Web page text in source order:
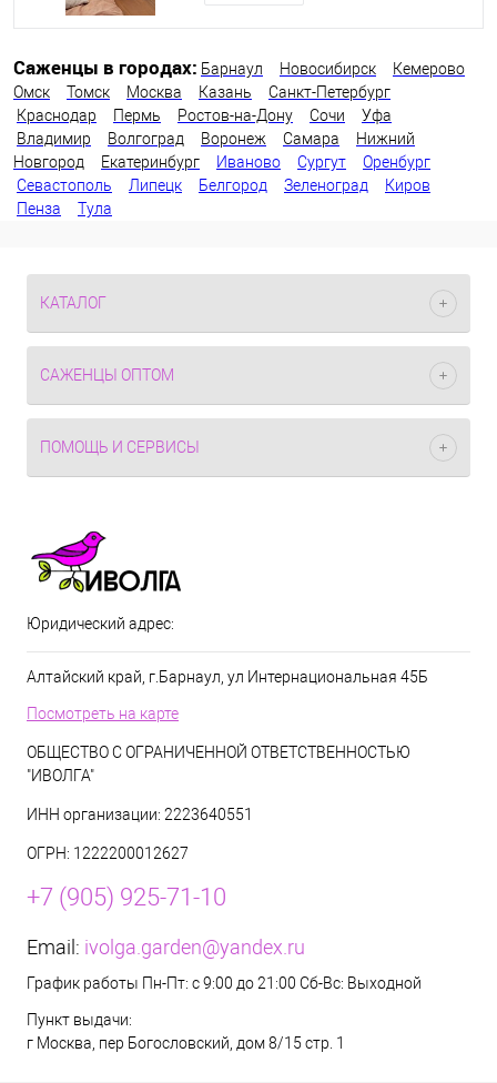
Саженцы в городах: Барнаул Новосибирск
Кемерово
Омск
Томск Москва Казань
Санкт-Петербург
Краснодар
Пермь Ростов-на-Дону Сочи
Уфа
Владимир
Волгоград Воронеж Самара
Нижний
Новгород
Екатеринбург Иваново Сургут
Оренбург
Севастополь
Липецк Белгород Зеленоград
Киров
Пенза
Тула
КАТАЛОГ
САЖЕНЦЫ ОПТОМ
ПОМОЩЬ И СЕРВИСЫ
Юридический адрес:
Алтайский край, г.Барнаул, ул Интернациональная 45Б
Посмотреть на карте
ОБЩЕСТВО С ОГРАНИЧЕННОЙ ОТВЕТСТВЕННОСТЬЮ
"ИВОЛГА"
ИНН организации: 2223640551
ОГРН: 1222200012627
+7 (905) 925-71-10
Email: ivolga.garden@yandex.ru
График работы Пн-Пт: с 9:00 до 21:00 Сб-Вс: Выходной
Пункт выдачи:
г Москва, пер Богословский, дом 8/15 стр. 1